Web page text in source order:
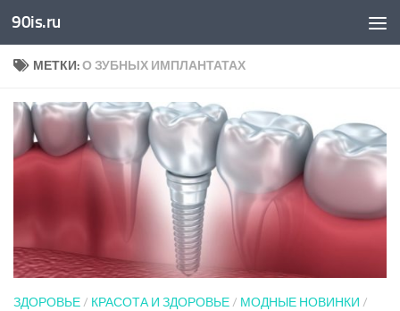
Skip to content
90is.ru
МЕТКИ:О ЗУБНЫХ ИМПЛАНТАТАХ
ЗДОРОВЬЕ/ КРАСОТА И ЗДОРОВЬЕ/ МОДНЫЕ НОВИНКИ /